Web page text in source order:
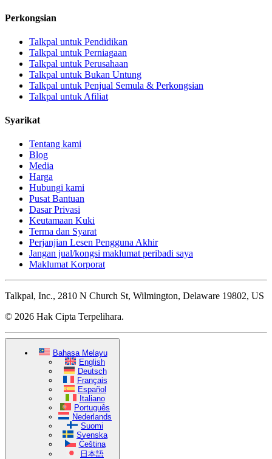
Perkongsian
Talkpal untuk Pendidikan
Talkpal untuk Perniagaan
Talkpal untuk Perusahaan
Talkpal untuk Bukan Untung
Talkpal untuk Penjual Semula & Perkongsian
Talkpal untuk Afiliat
Syarikat
Tentang kami
Blog
Media
Harga
Hubungi kami
Pusat Bantuan
Dasar Privasi
Keutamaan Kuki
Terma dan Syarat
Perjanjian Lesen Pengguna Akhir
Jangan jual/kongsi maklumat peribadi saya
Maklumat Korporat
Talkpal, Inc., 2810 N Church St, Wilmington, Delaware 19802, US
© 2026 Hak Cipta Terpelihara.
Bahasa Melayu
English
Deutsch
Français
Español
Italiano
Português
Nederlands
Suomi
Svenska
Čeština
日本語